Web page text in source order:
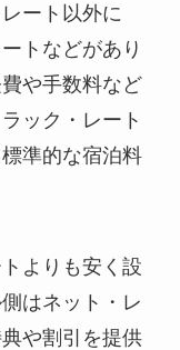
ート以外に
トなどがあり
や手数料など
ック・レート
準的な宿泊料
よりも安く設
はネット・レ
や割引を提供